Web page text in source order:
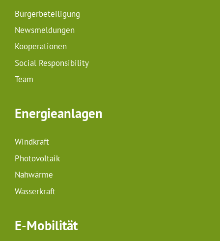
Bürgerbeteiligung
Newsmeldungen
Kooperationen
Social Responsibility
Team
Energieanlagen
Windkraft
Photovoltaik
Nahwärme
Wasserkraft
E-Mobilität